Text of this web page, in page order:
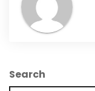
Search